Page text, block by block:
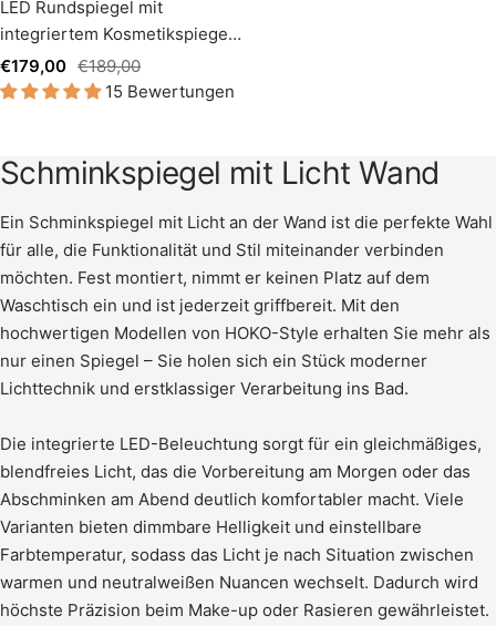
LED Rundspiegel mit
integriertem Kosmetikspiegel,
Lichtwechsel
Angebotspreis
€179,00 Regulärer
Preis
€189,00
15 Bewertungen
Schminkspiegel mit Licht Wand
Ein Schminkspiegel mit Licht an der Wand ist die perfekte Wahl
für alle, die Funktionalität und Stil miteinander verbinden
möchten. Fest montiert, nimmt er keinen Platz auf dem
Waschtisch ein und ist jederzeit griffbereit. Mit den
hochwertigen Modellen von HOKO-Style erhalten Sie mehr als
nur einen Spiegel – Sie holen sich ein Stück moderner
Lichttechnik und erstklassiger Verarbeitung ins Bad.
Die integrierte LED-Beleuchtung sorgt für ein gleichmäßiges,
blendfreies Licht, das die Vorbereitung am Morgen oder das
Abschminken am Abend deutlich komfortabler macht. Viele
Varianten bieten dimmbare Helligkeit und einstellbare
Farbtemperatur, sodass das Licht je nach Situation zwischen
warmen und neutralweißen Nuancen wechselt. Dadurch wird
höchste Präzision beim Make-up oder Rasieren gewährleistet.